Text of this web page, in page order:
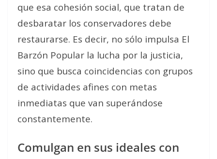
que esa cohesión social, que tratan de
desbaratar los conservadores debe
restaurarse. Es decir, no sólo impulsa El
Barzón Popular la lucha por la justicia,
sino que busca coincidencias con grupos
de actividades afines con metas
inmediatas que van superándose
constantemente.
Comulgan en sus ideales con